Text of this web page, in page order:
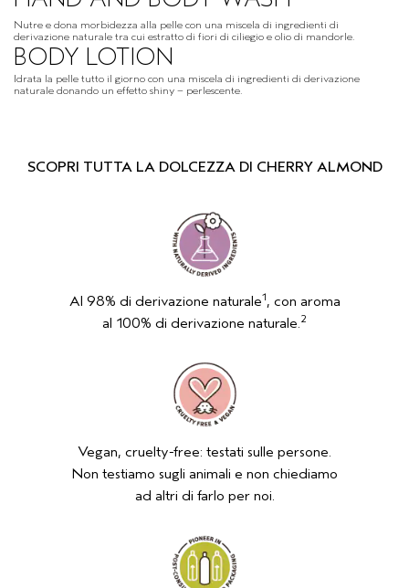
Nutre e dona morbidezza alla pelle con una miscela di ingredienti di
derivazione naturale tra cui estratto di fiori di ciliegio e olio di mandorle.
BODY LOTION
Idrata la pelle tutto il giorno con una miscela di ingredienti di derivazione
naturale donando un effetto shiny – perlescente.
SCOPRI TUTTA LA DOLCEZZA DI CHERRY ALMOND
Al 98% di derivazione naturale1, con aroma
al 100% di derivazione naturale.2
Vegan, cruelty-free: testati sulle persone.
Non testiamo sugli animali e non chiediamo
ad altri di farlo per noi.